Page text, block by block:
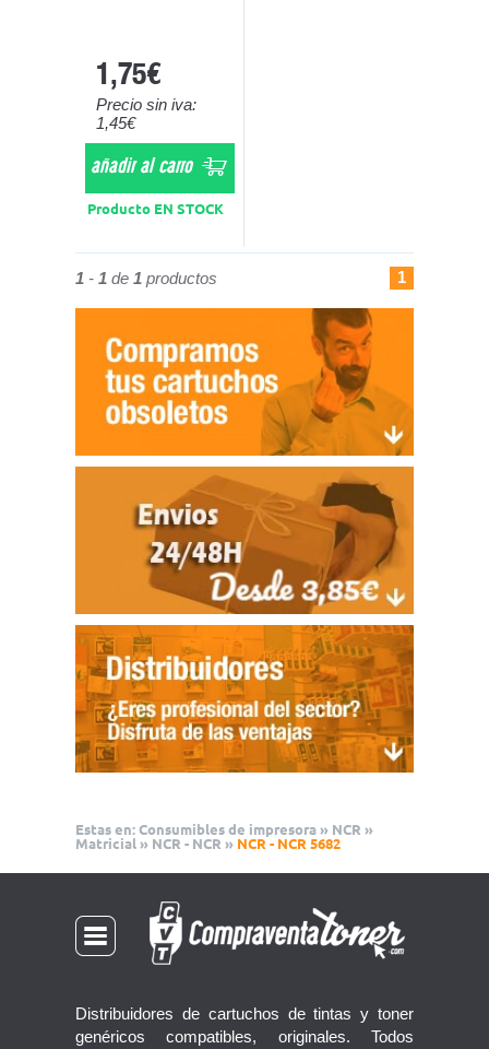
Producto EN STOCK
1,75€
Precio sin iva:
1,45€
añadir al carro
1 - 1 de 1 productos 1
Estas en: Consumibles de impresora » NCR »
Matricial » NCR - NCR » NCR - NCR 5682
Distribuidores de cartuchos de tintas y toner
genéricos compatibles, originales. Todos